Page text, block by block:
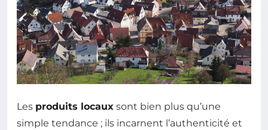
Les produits locaux sont bien plus qu’une
simple tendance ; ils incarnent l’authenticité et